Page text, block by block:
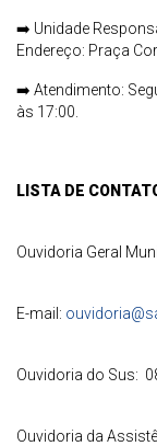
➡️ Unidade
Endereço:
➡️ Atendimento:
às 17:00.
LISTA DE
Ouvidoria
E-mail:
Ouvidoria
Ouvidoria da